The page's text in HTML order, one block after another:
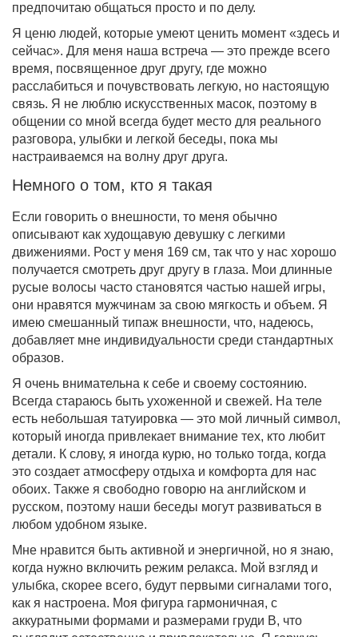
предпочитаю общаться просто и по делу.
Я ценю людей, которые умеют ценить момент «здесь и
сейчас». Для меня наша встреча — это прежде всего
время, посвященное друг другу, где можно
расслабиться и почувствовать легкую, но настоящую
связь. Я не люблю искусственных масок, поэтому в
общении со мной всегда будет место для реального
разговора, улыбки и легкой беседы, пока мы
настраиваемся на волну друг друга.
Немного о том, кто я такая
Если говорить о внешности, то меня обычно
описывают как худощавую девушку с легкими
движениями. Рост у меня 169 см, так что у нас хорошо
получается смотреть друг другу в глаза. Мои длинные
русые волосы часто становятся частью нашей игры,
они нравятся мужчинам за свою мягкость и объем. Я
имею смешанный типаж внешности, что, надеюсь,
добавляет мне индивидуальности среди стандартных
образов.
Я очень внимательна к себе и своему состоянию.
Всегда стараюсь быть ухоженной и свежей. На теле
есть небольшая татуировка — это мой личный символ,
который иногда привлекает внимание тех, кто любит
детали. К слову, я иногда курю, но только тогда, когда
это создает атмосферу отдыха и комфорта для нас
обоих. Также я свободно говорю на английском и
русском, поэтому наши беседы могут развиваться в
любом удобном языке.
Мне нравится быть активной и энергичной, но я знаю,
когда нужно включить режим релакса. Мой взгляд и
улыбка, скорее всего, будут первыми сигналами того,
как я настроена. Моя фигура гармоничная, с
аккуратными формами и размерами груди B, что